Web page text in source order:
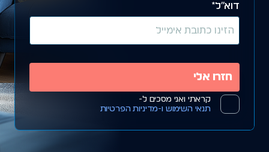
דוא״ל*
קראתי ואני מסכים ל-
תנאי השימוש ו-מדיניות הפרטיות